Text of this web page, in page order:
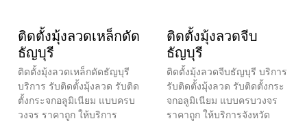
ติดตั้งมุ้งลวดเหล็กดัด
ธัญบุรี
ติดตั้งมุ้งลวดเหล็กดัดธัญบุรี
บริการ รับติดตั้งมุ้งลวด รับติด
ตั้งกระจกอลูมิเนียม แบบครบ
วงจร ราคาถูก ให้บริการ
ติดตั้งมุ้งลวดจีบ
ธัญบุรี
ติดตั้งมุ้งลวดจีบธัญบุรี บริการ
รับติดตั้งมุ้งลวด รับติดตั้งกระ
จกอลูมิเนียม แบบครบวงจร
ราคาถูก ให้บริการจังหวัด